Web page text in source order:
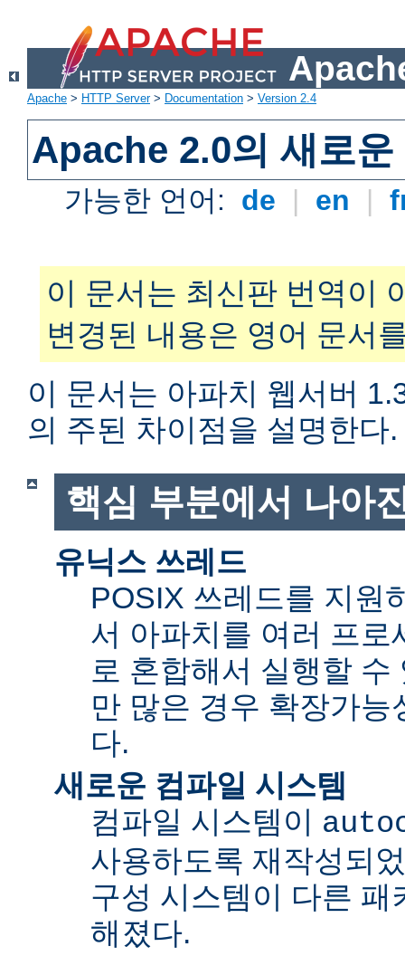
Apache > HTTP Server> Documentation > Version 2.4
Apache 2.0의 새로운
가능한 언어: de | en |
이 문서는 최신판 번역이
변경된 내용은 영어 문서
이 문서는 아파치 웹서버
의 주된 차이점을 설명한다.
핵심 부분에서 나아
유닉스 쓰레드
POSIX 쓰레드를 지원
서 아파치를 여러 프로
로 혼합해서 실행할
만 많은 경우 확장가
다.
새로운 컴파일 시스템
컴파일 시스템이
사용하도록 재작성되
구성 시스템이 다른 패
해졌다.